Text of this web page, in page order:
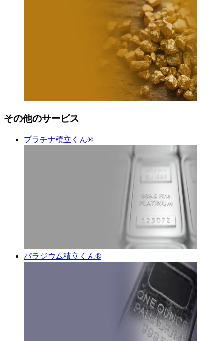
その他のサービス
プラチナ積立くん®︎
パラジウム積立くん®︎